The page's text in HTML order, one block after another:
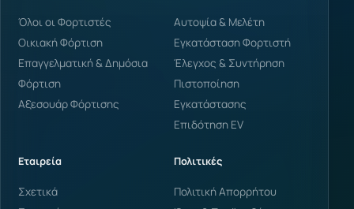
Όλοι οι Φορτιστές
Οικιακή Φόρτιση
Επαγγελματική & Δημόσια
Φόρτιση
Αξεσουάρ Φόρτισης
Αυτοψία & Μελέτη
Εγκατάσταση Φορτιστή
Έλεγχος & Συντήρηση
Πιστοποίηση
Εγκατάστασης
Επιδότηση EV
Εταιρεία
Σχετικά
Πολιτικές
Πολιτική Απορρήτου